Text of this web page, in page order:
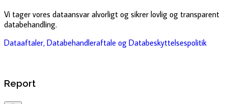
Vi tager vores dataansvar alvorligt og sikrer lovlig og transparent
databehandling.
Dataaftaler, Databehandleraftale og Databeskyttelsespolitik
Report